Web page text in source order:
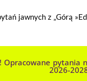
jawnych z „Górą
Opracowane
2026-